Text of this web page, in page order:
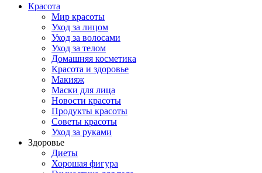
Красота
Мир красоты
Уход за лицом
Уход за волосами
Уход за телом
Домашняя косметика
Красота и здоровье
Макияж
Маски для лица
Новости красоты
Продукты красоты
Советы красоты
Уход за руками
Здоровье
Диеты
Хорошая фигура